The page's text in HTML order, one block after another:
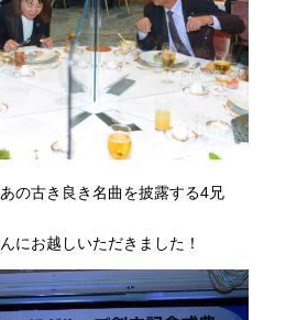
の古き良き名曲を披露する4兄
にお越しいただきました！